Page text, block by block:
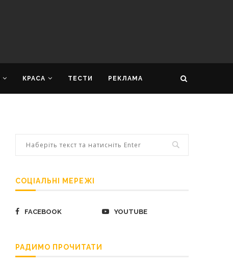
КРАСА ТЕСТИ РЕКЛАМА
СОЦІАЛЬНІ МЕРЕЖІ
FACEBOOK YOUTUBE
РАДИМО ПРОЧИТАТИ